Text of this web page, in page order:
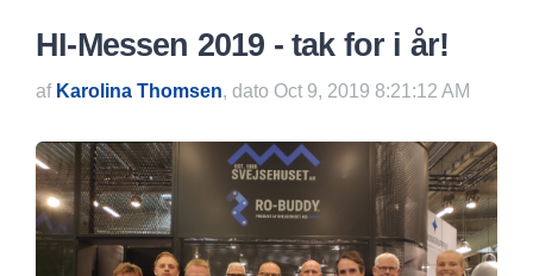
HI-Messen 2019 - tak for i år!
af Karolina Thomsen, dato Oct 9, 2019 8:21:12 AM